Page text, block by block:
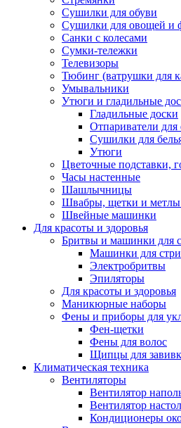
Сушилки для обуви
Сушилки для овощей и
Санки с колесами
Сумки-тележки
Телевизоры
Тюбинг (ватрушки для
Умывальники
Утюги и гладильные
Гладильные доски
Отпариватели
Сушилки для
Утюги
Цветочные подставки,
Часы настенные
Шашлычницы
Швабры, щетки и метлы
Швейные машинки
Для красоты и здоровья
Бритвы и машинки для
Машинки для
Электробритвы
Эпиляторы
Для красоты и здоровья
Маникюрные наборы
Фены и приборы для
Фен-щетки
Фены для волос
Щипцы для
Климатическая техника
Вентиляторы
Вентилятор
Вентилятор
Кондиционеры